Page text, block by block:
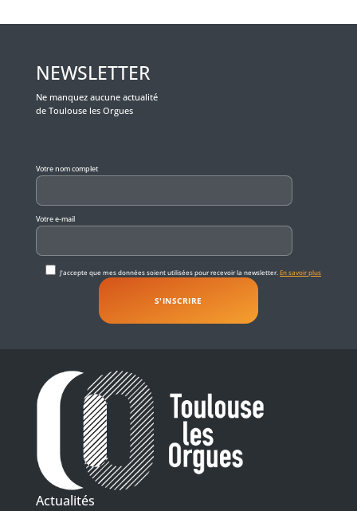
NEWSLETTER
Ne manquez aucune actualité
de Toulouse les Orgues
Votre nom complet
Votre e-mail
J'accepte que mes données soient utilisées pour recevoir la newsletter.En savoir plus
Actualités